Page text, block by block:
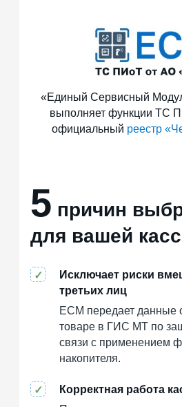
«Единый Сервисный
выполняет функции ТС
официальный реестр
5 причин
для вашей
✓
Исключает риски
третьих лиц
ЕСМ передает данные
товаре в ГИС МТ по
связи с применением
накопителя.
✓
Корректная работа